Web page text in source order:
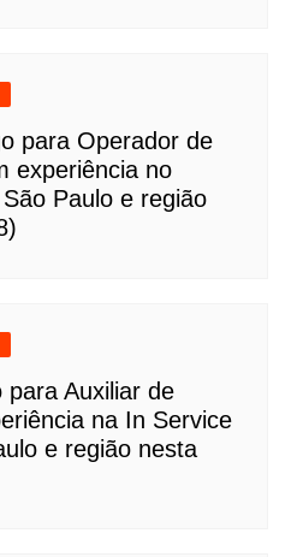
para Operador de
experiência no
Paulo e região
para Auxiliar de
na In Service
e região nesta